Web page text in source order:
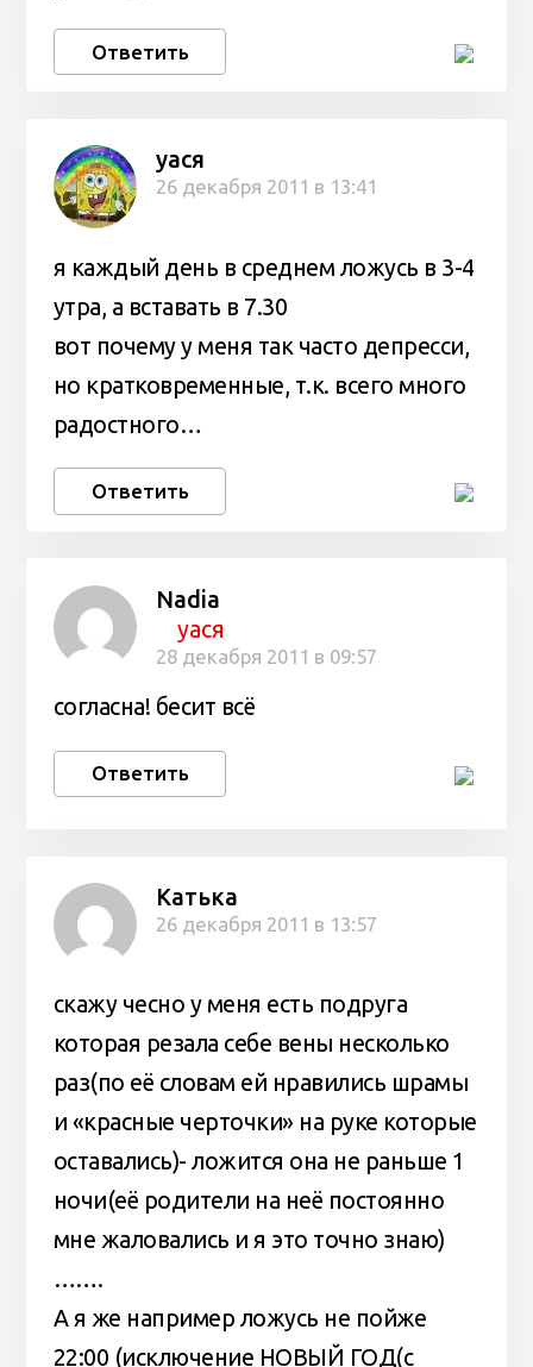
Ответить
уася
26 декабря 2011 в 13:41
я каждый день в среднем ложусь в 3-4
утра, а вставать в 7.30
вот почему у меня так часто депресси,
но кратковременные, т.к. всего много
радостного…
Ответить
Nadia
уася
28 декабря 2011 в 09:57
согласна! бесит всё
Ответить
Катька
26 декабря 2011 в 13:57
скажу чесно у меня есть подруга
которая резала себе вены несколько
раз(по её словам ей нравились шрамы
и «красные черточки» на руке которые
оставались)- ложится она не раньше 1
ночи(её родители на неё постоянно
мне жаловались и я это точно знаю)
…….
А я же например ложусь не пойже
22:00 (исключение НОВЫЙ ГОД(с